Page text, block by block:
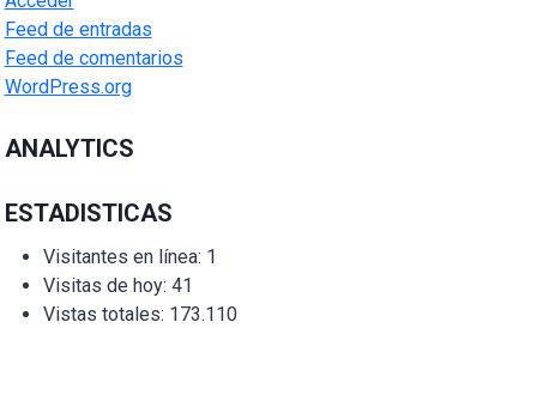
Feed de entradas
Feed de comentarios
WordPress.org
ANALYTICS
ESTADISTICAS
Visitantes en línea: 1
Visitas de hoy: 41
Vistas totales: 173.110